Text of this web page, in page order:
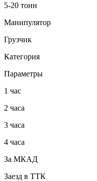
5-20 тонн
Манипулятор
Грузчик
Категория
Параметры
1 час
2 часа
3 часа
4 часа
За МКАД
Заезд в ТТК